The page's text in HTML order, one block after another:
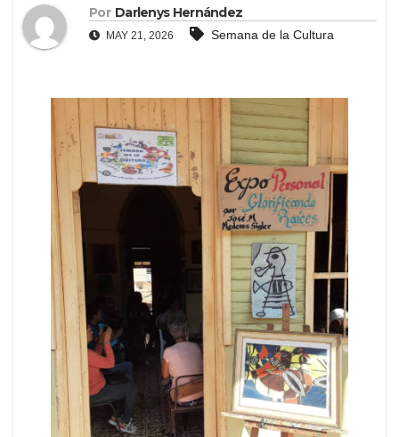
Por Darlenys Hernández
MAY 21, 2026 Semana de la Cultura